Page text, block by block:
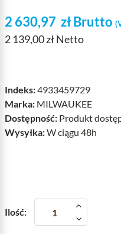
2 630,97 złBrutto
2 139,00 zł Netto
Indeks:4933459729
Marka: MILWAUKEE
Dostępność: Produkt
Wysyłka:W ciągu 48h
Ilość: